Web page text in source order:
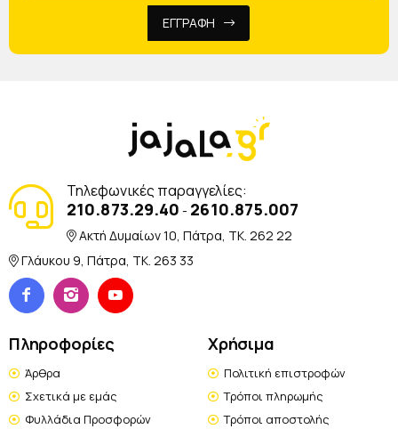
ΕΓΓΡΑΦΗ
Τηλεφωνικές παραγγελίες:
210.873.29.40 - 2610.875.007
Ακτή Δυμαίων 10, Πάτρα, TK. 262 22
Γλάυκου 9, Πάτρα, TK. 263 33
Πληροφορίες
Άρθρα
Σχετικά με εμάς
Φυλλάδια Προσφορών
Χρήσιμα
Πολιτική επιστροφών
Τρόποι πληρωμής
Τρόποι αποστολής